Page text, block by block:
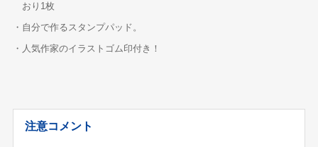
おり1枚
・自分で作るスタンプパッド。
・人気作家のイラストゴム印付き！
注意コメント